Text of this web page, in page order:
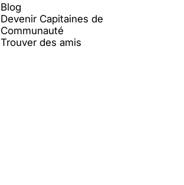
Blog
Devenir Capitaines de
Communauté
Trouver des amis